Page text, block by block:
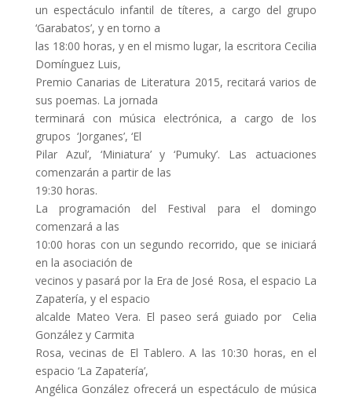
un espectáculo infantil de títeres, a cargo del grupo
‘Garabatos’, y en torno a
las 18:00 horas, y en el mismo lugar, la escritora Cecilia
Domínguez Luis,
Premio Canarias de Literatura 2015, recitará varios de
sus poemas. La jornada
terminará con música electrónica, a cargo de los
grupos ‘Jorganes’, ‘El
Pilar Azul’, ‘Miniatura’ y ‘Pumuky’. Las actuaciones
comenzarán a partir de las
19:30 horas.
La programación del Festival para el domingo
comenzará a las
10:00 horas con un segundo recorrido, que se iniciará
en la asociación de
vecinos y pasará por la Era de José Rosa, el espacio La
Zapatería, y el espacio
alcalde Mateo Vera. El paseo será guiado por Celia
González y Carmita
Rosa, vecinas de El Tablero. A las 10:30 horas, en el
espacio ‘La Zapatería’,
Angélica González ofrecerá un espectáculo de música